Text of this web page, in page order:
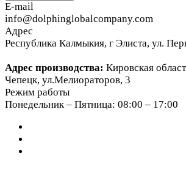
E-mail
info@dolphinglobalcompany.com
Адрес
Республика Калмыкия, г Элиста, ул.
Адрес производства: Кировская
Чепецк, ул.Мелиораторов, 3
Режим работы
Понедельник – Пятница: 08:00 – 17:00